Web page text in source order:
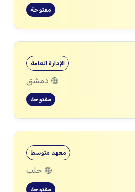
مفتوحة
الإدارة العامة
دمشق
مفتوحة
معهد متوسط
حلب
مفتوحة